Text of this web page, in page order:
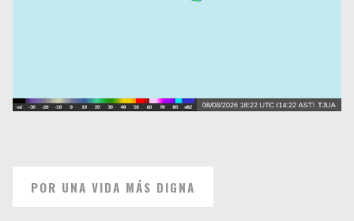
POR UNA VIDA MÁS DIGNA